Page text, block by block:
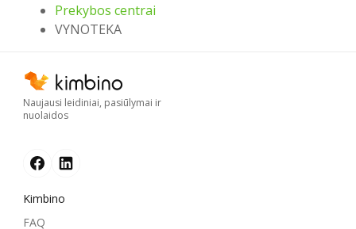
Prekybos centrai
VYNOTEKA
Naujausi leidiniai, pasiūlymai ir
nuolaidos
Kimbino
FAQ